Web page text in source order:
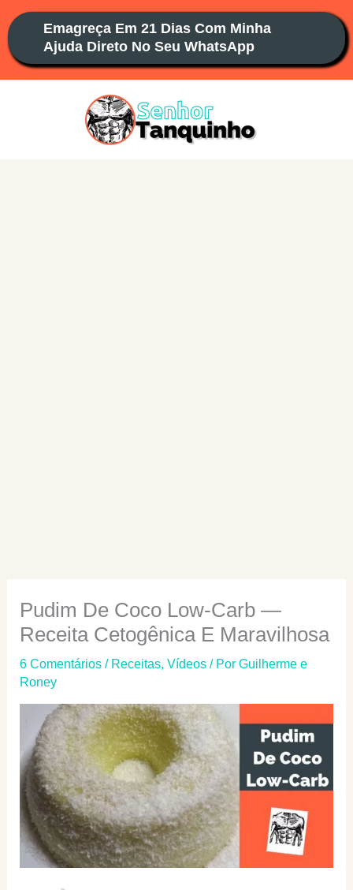
para
conteúdo
Emagreça Em 21 Dias Com Minha
Ajuda Direto No Seu WhatsApp
Pudim De Coco Low-Carb —
Receita Cetogênica E Maravilhosa
6 Comentários / Receitas, Vídeos/ Por Guilherme e
Roney